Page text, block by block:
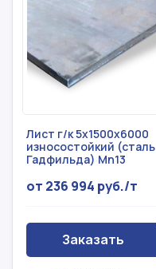
Лист г/к 5x1500x6000
износостойкий (сталь
Гадфильда) Mn13
от 236 994 руб./т
Заказать